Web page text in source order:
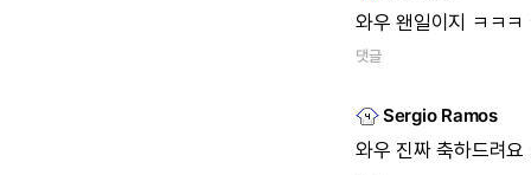
와우 왠일이지 ㅋㅋㅋ
댓글
Sergio Ramos
와우 진짜 축하드려요